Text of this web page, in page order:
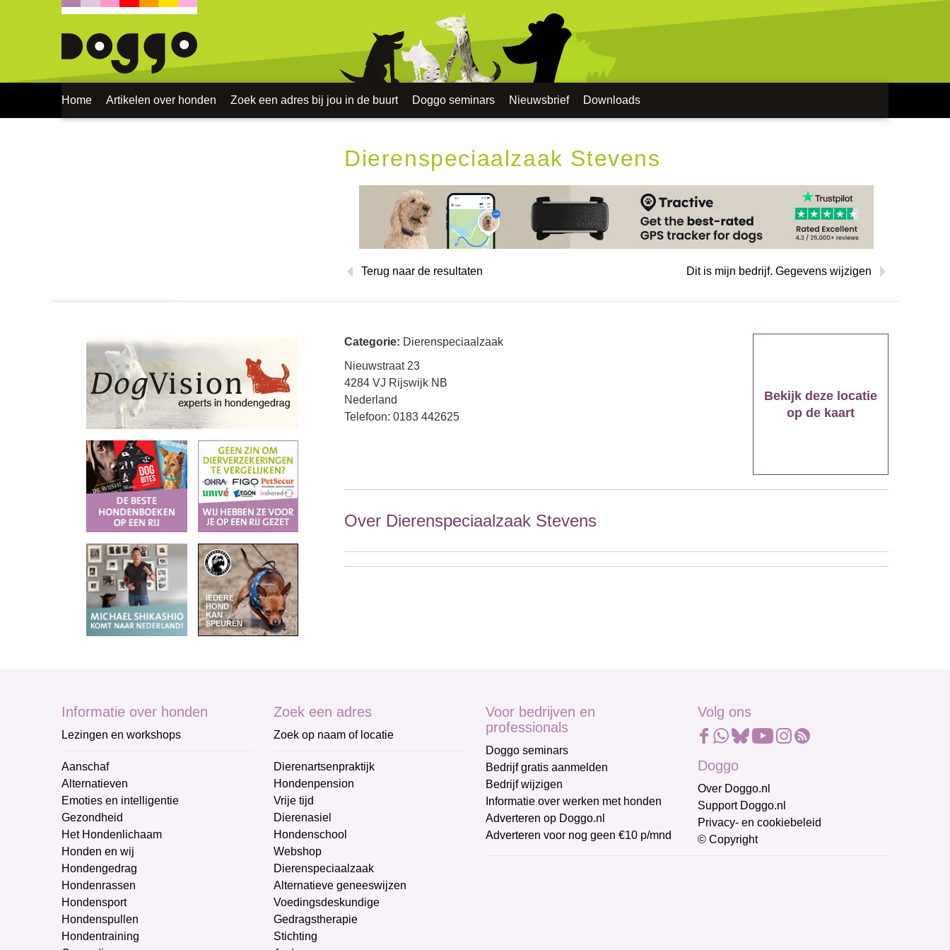
Home Artikelen over honden Zoek een adres bij jou in de buurt Doggo seminars Nieuwsbrief Downloads
Dierenspeciaalzaak Stevens
Terug naar de resultaten Dit is mijn bedrijf. Gegevens wijzigen
Categorie: Dierenspeciaalzaak
Nieuwstraat 23
4284 VJ Rijswijk NB
Nederland
Telefoon: 0183 442625
Bekijk deze locatie
op de kaart
Over Dierenspeciaalzaak Stevens
Informatie over honden
Lezingen en workshops
Aanschaf
Alternatieven
Emoties en intelligentie
Gezondheid
Het Hondenlichaam
Honden en wij
Hondengedrag
Hondenrassen
Hondensport
Hondenspullen
Hondentraining
Zoek een adres
Zoek op naam of locatie
Dierenartsenpraktijk
Hondenpension
Vrije tijd
Dierenasiel
Hondenschool
Webshop
Dierenspeciaalzaak
Alternatieve geneeswijzen
Voedingsdeskundige
Gedragstherapie
Stichting
Voor bedrijven en
professionals
Doggo seminars
Bedrijf gratis aanmelden
Bedrijf wijzigen
Informatie over werken met honden
Adverteren op Doggo.nl
Adverteren voor nog geen €10 p/mnd
Volg ons
Doggo
Over Doggo.nl
Support Doggo.nl
Privacy- en cookiebeleid
© Copyright